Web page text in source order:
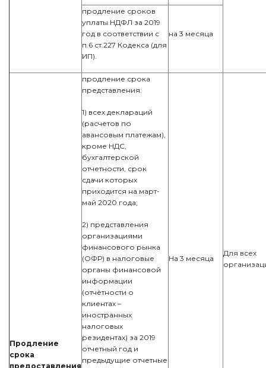
продление сроков
уплаты НДФЛ за 2019
год в соответствии с
п.6 ст.227 Кодекса (для
ИП).
на 3 месяца
Продление
срока
предоставления
продление срока
представления:
1) всех деклараций
(расчетов по
авансовым платежам),
кроме НДС,
бухгалтерской
отчетности, срок
сдачи которых
приходится на март-
май 2020 года;
2) представления
организациями
финансового рынка
(ОФР) в налоговые
органы финансовой
информации
(отчётности о
клиентах –
иностранных
налоговых
резидентах) за 2019
отчетный год и
предыдущие отчетные
На 3 месяца
Для всех